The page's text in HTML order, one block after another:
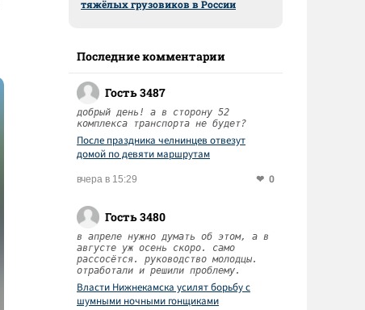
тяжёлых грузовиков в России
Последние комментарии
Гость 3487
добрый день! а в сторону 52
комплекса транспорта не будет?
После праздника челнинцев отвезут
домой по девяти маршрутам
вчера в 15:29 0
Гость 3480
в апреле нужно думать об этом, а в
августе уж осень скоро. само
рассосётся. руководство молодцы.
отработали и решили проблему.
Власти Нижнекамска усилят борьбу с
шумными ночными гонщиками